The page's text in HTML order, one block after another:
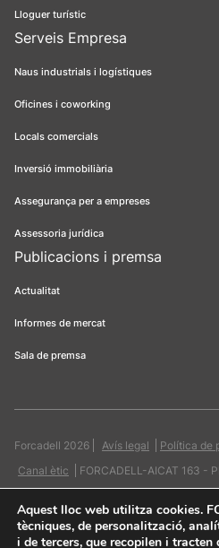
Lloguer turístic
Serveis Empresa
Naus industrials i logístiques
Oficines i coworking
Locals comercials
Inversió immobiliària
Assegurança per a empreses
Assessoria jurídica
Publicacions i premsa
Actualitat
Informes de mercat
Sala de premsa
Forcadell 2026 Avís legal Política de
Canal ètic
FORCADELL-AICAT 163 -
Aquest lloc web utilitza cookies.
tècniques, de personalització,
i de tercers, que recopilen i tracten